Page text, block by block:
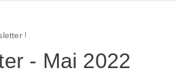
- Mai 2022